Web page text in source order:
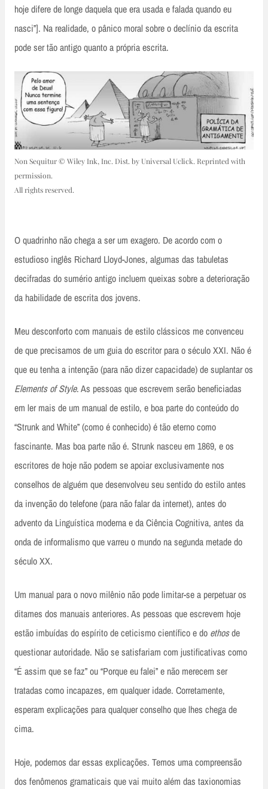
hoje difere de longe daquela que era usada e falada quando eu
nasci”]. Na realidade, o pânico moral sobre o declínio da escrita
pode ser tão antigo quanto a própria escrita.
Non Sequitur © Wiley Ink, Inc. Dist. by Universal Uclick. Reprinted with
permission.
All rights reserved.
O quadrinho não chega a ser um exagero. De acordo com o
estudioso inglês Richard Lloyd-Jones, algumas das tabuletas
decifradas do sumério antigo incluem queixas sobre a deterioração
da habilidade de escrita dos jovens.
Meu desconforto com manuais de estilo clássicos me convenceu
de que precisamos de um guia do escritor para o século XXI. Não é
que eu tenha a intenção (para não dizer capacidade) de suplantar os
Elements of Style. As pessoas que escrevem serão beneficiadas
em ler mais de um manual de estilo, e boa parte do conteúdo do
“Strunk and White” (como é conhecido) é tão eterno como
fascinante. Mas boa parte não é. Strunk nasceu em 1869, e os
escritores de hoje não podem se apoiar exclusivamente nos
conselhos de alguém que desenvolveu seu sentido do estilo antes
da invenção do telefone (para não falar da internet), antes do
advento da Linguística moderna e da Ciência Cognitiva, antes da
onda de informalismo que varreu o mundo na segunda metade do
século XX.
Um manual para o novo milênio não pode limitar-se a perpetuar os
ditames dos manuais anteriores. As pessoas que escrevem hoje
estão imbuídas do espírito de ceticismo científico e do ethosde
questionar autoridade. Não se satisfariam com justificativas como
“É assim que se faz” ou “Porque eu falei” e não merecem ser
tratadas como incapazes, em qualquer idade. Corretamente,
esperam explicações para qualquer conselho que lhes chega de
cima.
Hoje, podemos dar essas explicações. Temos uma compreensão
dos fenômenos gramaticais que vai muito além das taxionomias